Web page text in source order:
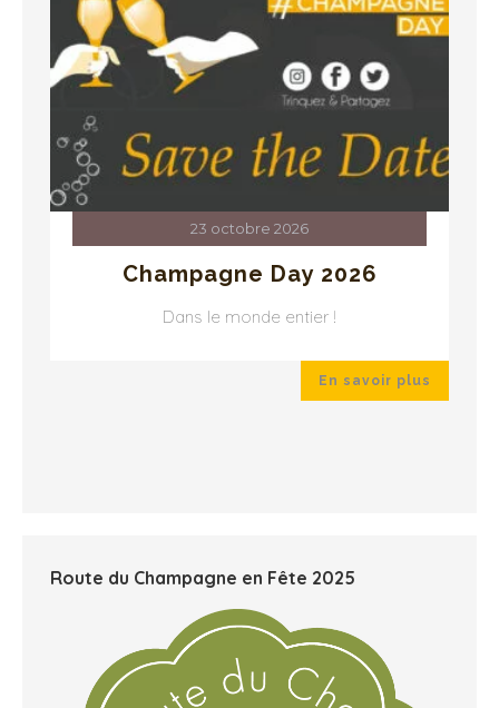
23 octobre 2026
Champagne Day 2026
Dans le monde entier !
En savoir plus
Route du Champagne en Fête 2025